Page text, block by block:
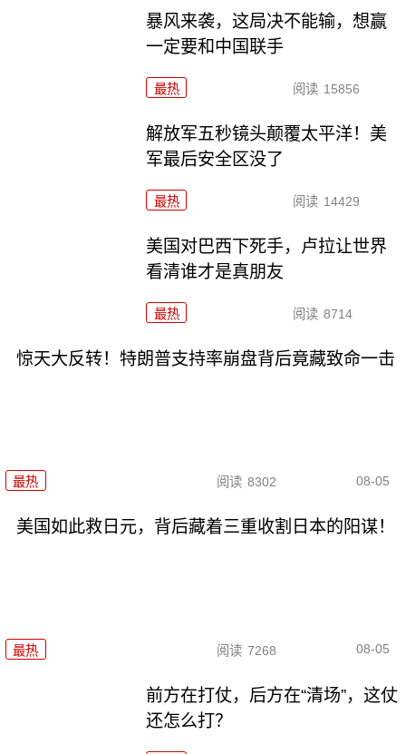
暴风来袭，这局决不能输，想赢
一定要和中国联手
最热 阅读 15856
解放军五秒镜头颠覆太平洋！美
军最后安全区没了
最热 阅读 14429
美国对巴西下死手，卢拉让世界
看清谁才是真朋友
最热 阅读 8714
惊天大反转！特朗普支持率崩盘背后竟藏致命一击
最热 阅读 8302 08-05
美国如此救日元，背后藏着三重收割日本的阳谋！
最热 阅读 7268 08-05
前方在打仗，后方在“清场”，这仗
还怎么打？